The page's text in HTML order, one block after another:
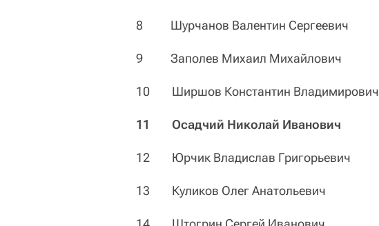
8 Шурчанов Валентин Сергеевич
9 Заполев Михаил Михайлович
10 Ширшов Константин Владимирович
11 Осадчий Николай Иванович
12 Юрчик Владислав Григорьевич
13 Куликов Олег Анатольевич